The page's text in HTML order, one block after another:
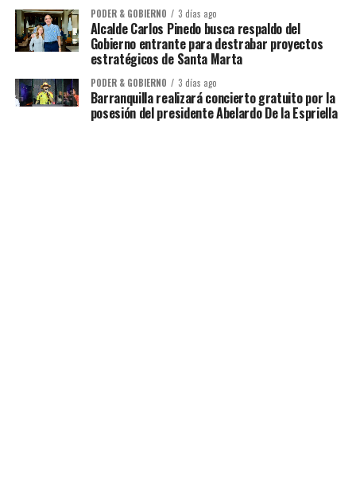
PODER & GOBIERNO 3 días ago
Alcalde Carlos Pinedo busca respaldo del
Gobierno entrante para destrabar proyectos
estratégicos de Santa Marta
PODER & GOBIERNO 3 días ago
Barranquilla realizará concierto gratuito por la
posesión del presidente Abelardo De la Espriella